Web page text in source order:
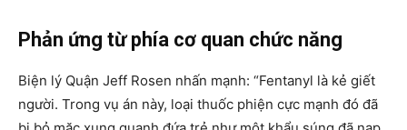
Phản ứng từ phía cơ quan chức năng
Biện lý Quận Jeff Rosen nhấn mạnh: “Fentanyl là kẻ giết
người. Trong vụ án này, loại thuốc phiện cực mạnh đó đã